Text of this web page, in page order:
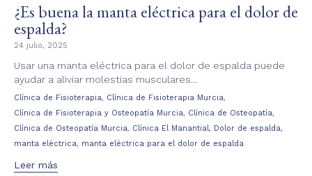
¿Es buena la manta eléctrica para el dolor de
espalda?
24 julio, 2025
Usar una manta eléctrica para el dolor de espalda puede
ayudar a aliviar molestias musculares...
Tags
Clínica de Fisioterapia, Clínica de Fisioterapia Murcia,
Clínica de Fisioterapia y Osteopatía Murcia, Clínica de Osteopatía,
Clínica de Osteopatía Murcia, Clínica El Manantial, Dolor de espalda,
manta eléctrica, manta eléctrica para el dolor de espalda
Leer más